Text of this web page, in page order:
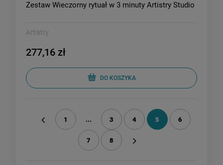
Zestaw Wieczorny rytuał w 3 minuty Artistry Studio
Artistry
277,16 zł
DO KOSZYKA
1 ... 3 4 5 6
7 8